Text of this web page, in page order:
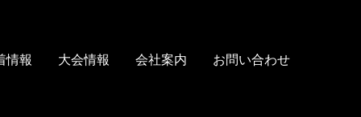
情報 大会情報 会社案内 お問い合わせ